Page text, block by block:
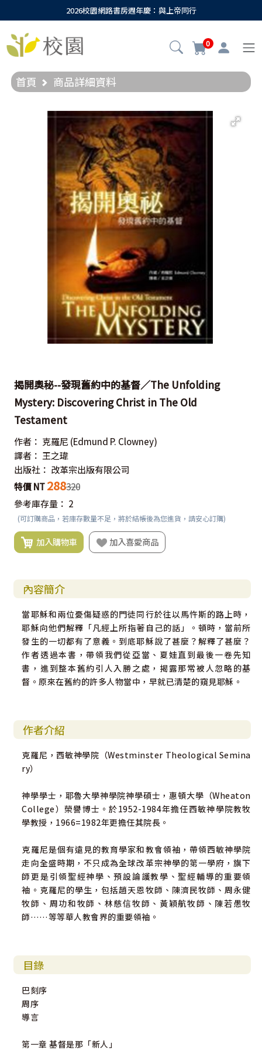
2026校園網路書房週年慶：與上帝同行
0
首頁 商品詳細資料
揭開奧秘--發現舊約中的基督／The Unfolding
Mystery: Discovering Christ in The Old
Testament
作者： 克羅尼 (Edmund P. Clowney)
譯者： 王之瑋
出版社： 改革宗出版有限公司
特價 NT 288320
參考庫存量： 2
(可訂購商品，若庫存數量不足，將於結帳後為您進貨，請安心訂購)
加入購物車 加入喜愛商品
內容簡介
當耶穌和兩位憂傷疑惑的門徒同行於往以馬忤斯的路上時，
耶穌向他們解釋「凡經上所指著自己的話」。頓時，當前所
發生的一切都有了意義。到底耶穌說了甚麼？解釋了甚麼？
作者透過本書，帶領我們從亞當、夏娃直到最後一卷先知
書，進到整本舊約引人入勝之處，揭露那常被人忽略的基
督。原來在舊約的許多人物當中，早就已清楚的窺見耶穌。
作者介紹
克羅尼，西敏神學院（Westminster Theological Semina
ry）
神學學士，耶魯大學神學院神學碩士，惠頓大學（Wheaton
College）榮譽博士。於1952-1984年擔任西敏神學院教牧
學教授，1966=1982年更擔任其院長。
克羅尼是個有遠見的教育學家和教會領袖，帶領西敏神學院
走向全盛時期，不只成為全球改革宗神學的第一學府，旗下
師更是引領聖經神學、預設論護教學、聖經輔導的重要領
袖。克羅尼的學生，包括趙天恩牧師、陳濟民牧師、周永健
牧師、周功和牧師、林慈信牧師、黃穎航牧師、陳若愚牧
師……等等華人教會界的重要領袖。
目錄
巴刻序
周序
導言
第一章 基督是那「新人」